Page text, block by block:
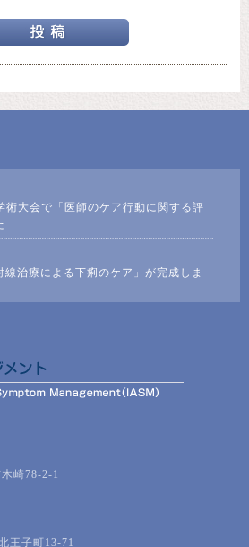
崎78-2-1
王子町13-71